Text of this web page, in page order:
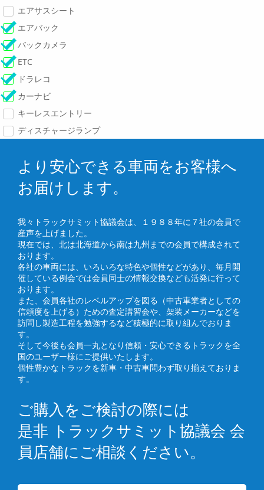
エアサスシート
エアバック
バックカメラ
ETC
ドラレコ
カーナビ
キーレスエントリー
ディスチャージランプ
より安心できる車両をお客様へ
お届けします。
我々トラックサミット協議会は、１９８８年に７社の会員で
産声を上げました。
現在では、北は北海道から南は九州までの会員で構成されて
おります。
各社の車両には、いろいろな特色や個性などがあり、毎月開
催している例会では会員同士の情報交換なども活発に行って
おります。
また、会員各社のレベルアップを図る（中古車業者としての
信頼度を上げる）ための査定講習会や、架装メーカーなどを
訪問し製造工程を勉強するなど積極的に取り組んでおりま
す。
そして今後も会員一丸となり信頼・安心できるトラックを全
国のユーザー様にご提供いたします。
個性豊かなトラックを新車・中古車問わず取り揃えておりま
す。
ご購入をご検討の際には
是非 トラックサミット協議会 会
員店舗にご相談ください。